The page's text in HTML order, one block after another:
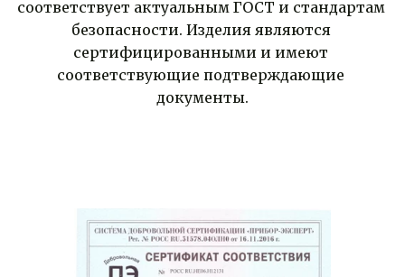
соответствует актуальным ГОСТ и стандартам
безопасности. Изделия являются
сертифицированными и имеют
соответствующие подтверждающие
документы.